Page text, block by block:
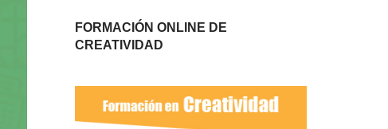
FORMACIÓN ONLINE DE
CREATIVIDAD